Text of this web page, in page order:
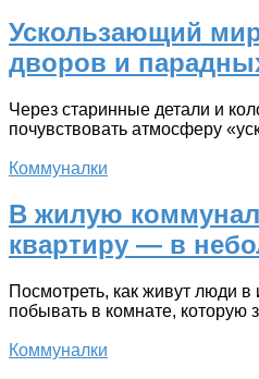
Ускользающий
дворов и
Через старинные детали и
почувствовать атмосферу
Коммуналки
В жилую
квартиру — в
Посмотреть, как живут люди в
побывать в комнате, которую
Коммуналки